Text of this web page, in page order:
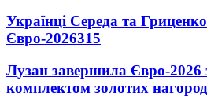
Українці Середа та
Євро-2026315
Лузан завершила Євро-2026
комплектом золотих нагород